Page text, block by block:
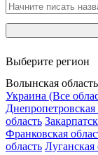
Выберите регион
Волынская область
Украина (Все
Днепропетровская
область
Франковская
область Луганская